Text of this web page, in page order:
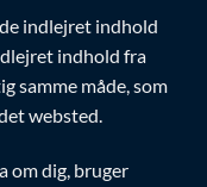
indlejret indhold
indhold fra
samme måde, som
websted.
om dig, bruger